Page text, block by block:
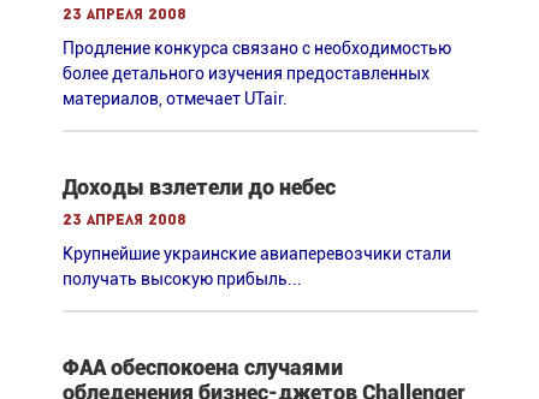
23 апреля 2008
Продление конкурса связано с необходимостью
более детального изучения предоставленных
материалов, отмечает UTair.
Доходы взлетели до небес
23 апреля 2008
Крупнейшие украинские авиаперевозчики стали
получать высокую прибыль...
ФАА обеспокоена случаями
обледенения бизнес-джетов Challenger